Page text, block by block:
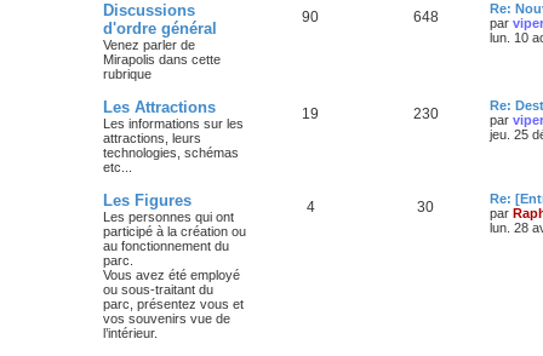
Discussions
d'ordre général
Venez parler de
Mirapolis dans cette
rubrique
90 648
Re:
par
lun. 10
Les Attractions
Les informations sur les
attractions, leurs
technologies, schémas
etc...
19 230
Re:
par
jeu. 25
Les Figures
Les personnes qui ont
participé à la création ou
au fonctionnement du
parc.
Vous avez été employé
ou sous-traitant du
parc, présentez vous et
vos souvenirs vue de
l’intérieur.
4 30
Re:
par
lun. 28